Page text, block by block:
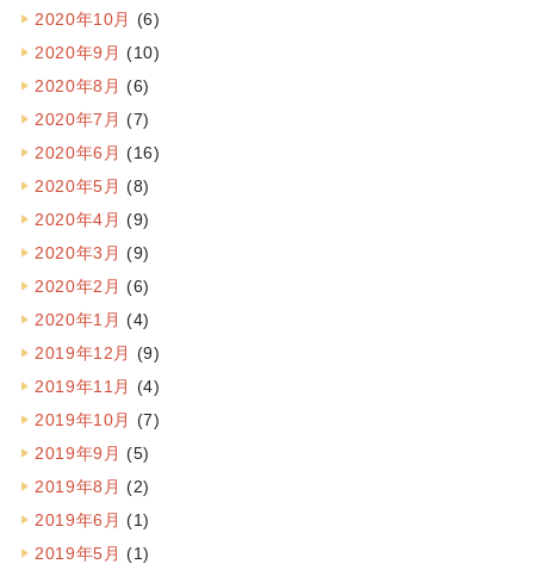
2020年10月 (6)
2020年9月 (10)
2020年8月 (6)
2020年7月 (7)
2020年6月 (16)
2020年5月 (8)
2020年4月 (9)
2020年3月 (9)
2020年2月 (6)
2020年1月 (4)
2019年12月 (9)
2019年11月 (4)
2019年10月 (7)
2019年9月 (5)
2019年8月 (2)
2019年6月 (1)
2019年5月 (1)